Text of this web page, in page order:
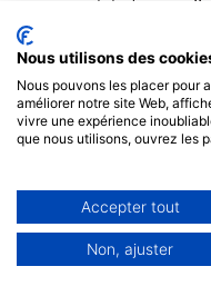
Vimont:
au 4e trimestre
rait contribuerà freiner
Prix moyen d’une
France
entière
Nous utilisons des
Nous pouvons les placer pour
améliorer notre site Web,
vivre une expérience
que nous utilisons, ouvrez les
Accepter tout
Non, ajuster